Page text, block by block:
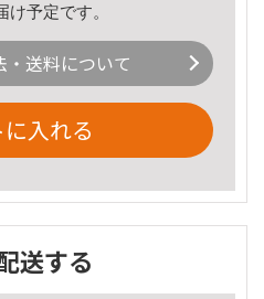
け予定です。
・送料について
入れる
送する